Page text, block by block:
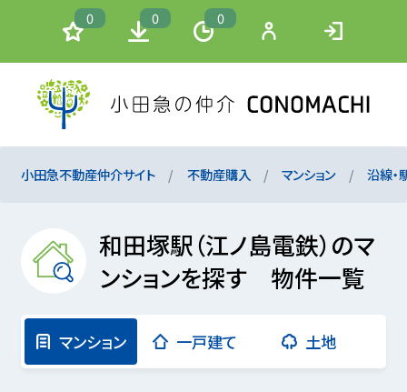
0 0 0
小田急不動産仲介サイト 不動産購入 マンション 沿線・
和田塚駅（江ノ島電鉄）のマ
ンションを探す 物件一覧
マンション 一戸建て 土地